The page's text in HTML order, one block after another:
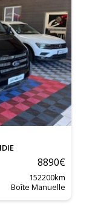
8890€
152200km
Boîte Manuelle